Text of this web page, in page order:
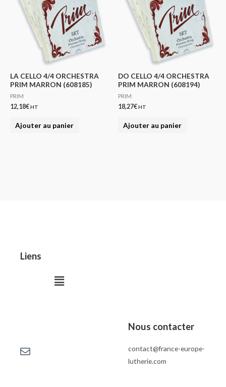
LA CELLO 4/4 ORCHESTRA
PRIM MARRON (608185)
PRIM
12,18€HT
Ajouter au panier
DO CELLO 4/4 ORCHESTRA
PRIM MARRON (608194)
PRIM
18,27€HT
Ajouter au panier
Liens
Menu
Nous contacter
contact@france-europe-
lutherie.com